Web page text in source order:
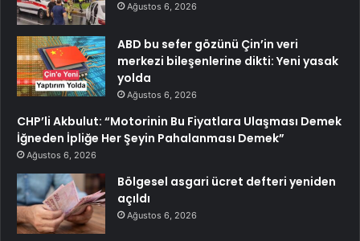
Ağustos 6, 2026
ABD bu sefer gözünü Çin’in veri
merkezi bileşenlerine dikti: Yeni yasak
yolda
Ağustos 6, 2026
CHP’li Akbulut: “Motorinin Bu Fiyatlara Ulaşması Demek
İğneden İpliğe Her Şeyin Pahalanması Demek”
Ağustos 6, 2026
Bölgesel asgari ücret defteri yeniden
açıldı
Ağustos 6, 2026